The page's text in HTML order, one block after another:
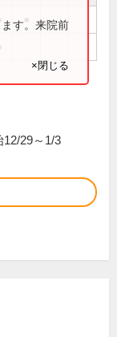
す。来院前
×閉じる
12/29～1/3